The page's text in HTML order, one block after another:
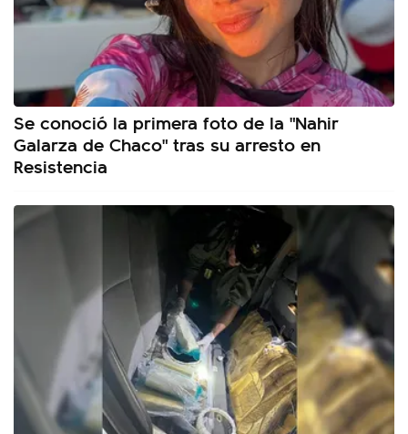
Se conoció la primera foto de la "Nahir
Galarza de Chaco" tras su arresto en
Resistencia